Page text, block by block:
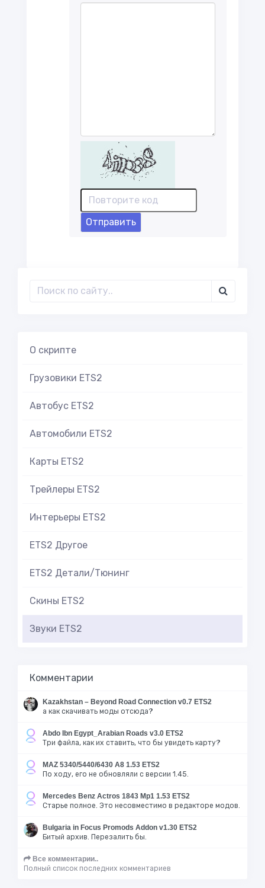
Отправить
О скрипте
Грузовики ETS2
Автобус ETS2
Автомобили ETS2
Карты ETS2
Трейлеры ETS2
Интерьеры ETS2
ETS2 Другое
ETS2 Детали/Тюнинг
Скины ETS2
Звуки ETS2
Комментарии
Kazakhstan – Beyond Road Connection v0.7 ETS2
а как скачивать моды отсюда?
Abdo Ibn Egypt_Arabian Roads v3.0 ETS2
Три файла, как их ставить, что бы увидеть карту?
MAZ 5340/5440/6430 A8 1.53 ETS2
По ходу, его не обновляли с версии 1.45.
Mercedes Benz Actros 1843 Mp1 1.53 ETS2
Старье полное. Это несовместимо в редакторе модов.
Bulgaria in Focus Promods Addon v1.30 ETS2
Битый архив. Перезалить бы.
Все комментарии..
Полный список последних комментариев